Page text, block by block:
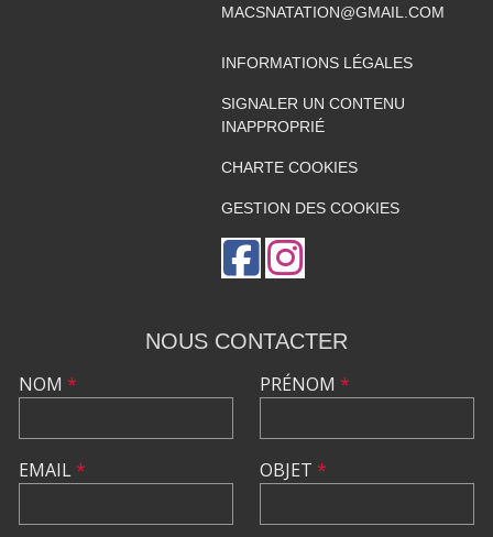
MACSNATATION@GMAIL.COM
INFORMATIONS LÉGALES
SIGNALER UN CONTENU
INAPPROPRIÉ
CHARTE COOKIES
GESTION DES COOKIES
NOUS CONTACTER
NOM *
EMAIL*
PRÉNOM *
OBJET *